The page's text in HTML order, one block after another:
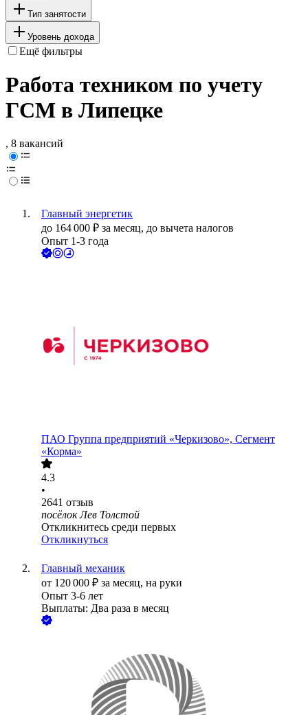
Тип занятости
Уровень дохода
Ещё фильтры
Работа техником по учету
ГСМ в Липецке
, 8 вакансий
Главный энергетик
до 164 000 ₽ за месяц, до вычета налогов
Опыт 1-3 года
ПАО Группа предприятий «Черкизово», Сегмент
«Корма»
4.3
•
2641 отзыв
посёлок Лев Толстой
Откликнитесь среди первых
Откликнуться
Главный механик
от 120 000 ₽ за месяц, на руки
Опыт 3-6 лет
Выплаты: Два раза в месяц